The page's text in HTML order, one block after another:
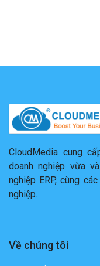
CloudMedia cung
doanh nghiệp vừa
nghiệp ERP, cùng
nghiệp.
Về chúng tôi